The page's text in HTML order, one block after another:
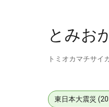
とみお
トミオカマチサイ
東日本大震災